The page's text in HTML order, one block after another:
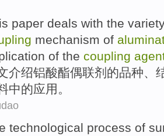
paper deals with the variety
mechanism of
of the coupling
介绍铝酸酯偶联剂 的品种、
中的应用 。
technological process of